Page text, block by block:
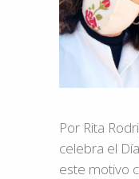
Por Rita
celebra el
este motivo